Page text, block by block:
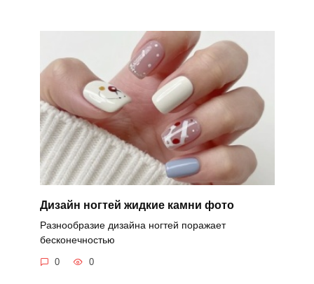
Дизайн ногтей жидкие камни фото
Разнообразие дизайна ногтей поражает
бесконечностью
0 0